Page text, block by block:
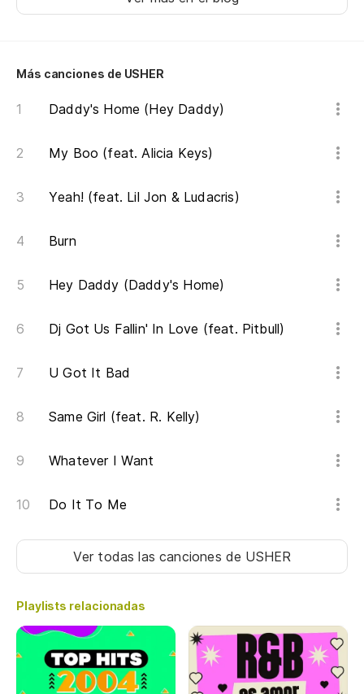
Más canciones de USHER
Daddy's Home (Hey Daddy)
My Boo (feat. Alicia Keys)
Yeah! (feat. Lil Jon & Ludacris)
Burn
Hey Daddy (Daddy's Home)
Dj Got Us Fallin' In Love (feat. Pitbull)
U Got It Bad
Same Girl (feat. R. Kelly)
Whatever I Want
Do It To Me
Ver todas las canciones de USHER
Playlists relacionadas